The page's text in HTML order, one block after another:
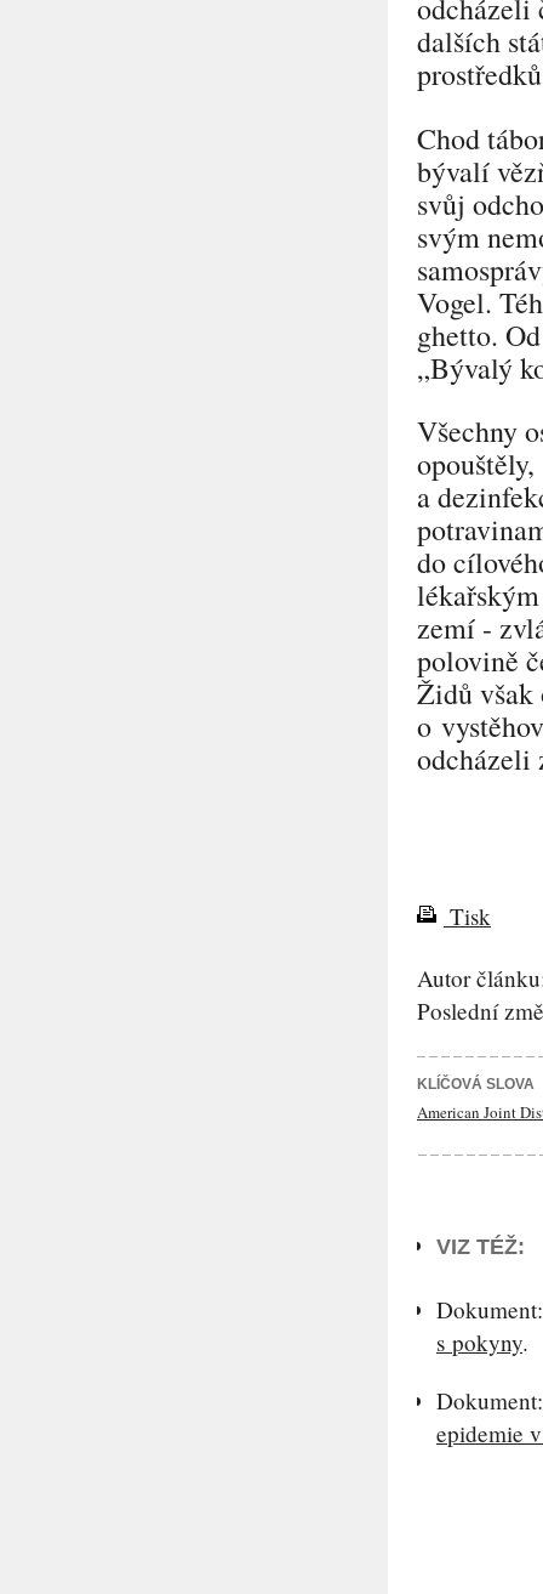
odcházeli
dalších
Chod
bývalí
svůj
svým
Vogel.
ghetto.
„Bývalý
Všechny
a
do
zemí -
polovině
Židů však
o
odcházeli
Tisk
Autor
Poslední
KLÍČOVÁ SLOVA
American Joint
VIZ TÉŽ:
s pokyny.
epidemie